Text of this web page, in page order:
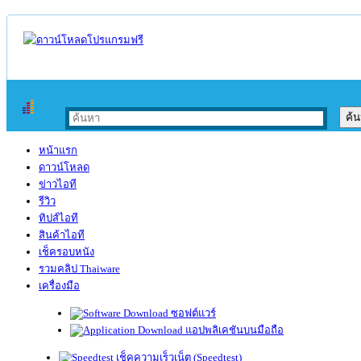
หน้าแรก
ดาวน์โหลด
ข่าวไอที
รีวิว
ทิปส์ไอที
สินค้าไอที
เช็ครอบหนัง
รวมคลิป Thaiware
เครื่องมือ
ซอฟต์แวร์
แอปพลิเคชันบนมือถือ
เช็คความเร็วเน็ต (Speedtest)